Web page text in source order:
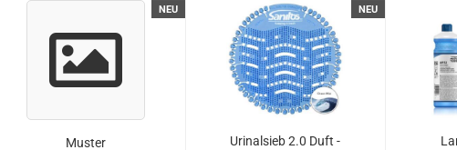
NEU
Muster
NEU
Urinalsieb 2.0 Duft -